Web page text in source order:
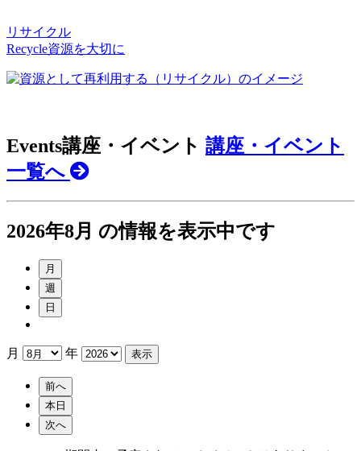
リサイクル
Recycle資源を大切に
Events講座・イベント 講座・イベント
一覧へ
2026年8月 の情報を表示中です
月
週
日
月 年
前へ
本日
次へ